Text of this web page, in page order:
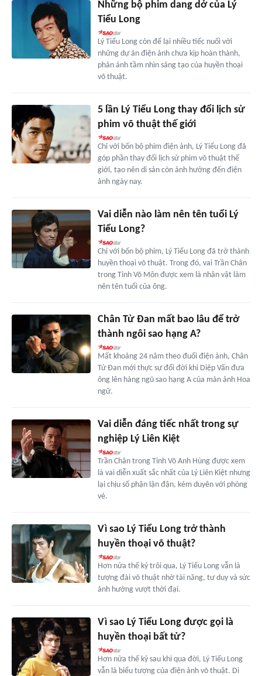
Những bộ phim dang dở của Lý
Tiểu Long
Lý Tiểu Long còn để lại nhiều tiếc nuối với
những dự án điện ảnh chưa kịp hoàn thành,
phản ánh tầm nhìn sáng tạo của huyền thoại
võ thuật.
5 lần Lý Tiểu Long thay đổi lịch sử
phim võ thuật thế giới
Chỉ với bốn bộ phim điện ảnh, Lý Tiểu Long đã
góp phần thay đổi lịch sử phim võ thuật thế
giới, tạo nên di sản còn ảnh hưởng đến điện
ảnh ngày nay.
Vai diễn nào làm nên tên tuổi Lý
Tiểu Long?
Chỉ với bốn bộ phim, Lý Tiểu Long đã trở thành
huyền thoại võ thuật. Trong đó, vai Trần Chân
trong Tinh Võ Môn được xem là nhân vật làm
nên tên tuổi của ông.
Chân Tử Đan mất bao lâu để trở
thành ngôi sao hạng A?
Mất khoảng 24 năm theo đuổi điện ảnh, Chân
Tử Đan mới thực sự đổi đời khi Diệp Vấn đưa
ông lên hàng ngũ sao hạng A của màn ảnh Hoa
ngữ.
Vai diễn đáng tiếc nhất trong sự
nghiệp Lý Liên Kiệt
Trần Chân trong Tinh Võ Anh Hùng được xem
là vai diễn xuất sắc nhất của Lý Liên Kiệt nhưng
lại chịu số phận lận đận, kém duyên với phòng
vé.
Vì sao Lý Tiểu Long trở thành
huyền thoại võ thuật?
Hơn nửa thế kỷ trôi qua, Lý Tiểu Long vẫn là
tượng đài võ thuật nhờ tài năng, tư duy và sức
ảnh hưởng vượt thời đại.
Vì sao Lý Tiểu Long được gọi là
huyền thoại bất tử?
Hơn nửa thế kỷ sau khi qua đời, Lý Tiểu Long
vẫn là biểu tượng của điện ảnh võ thuật. Di